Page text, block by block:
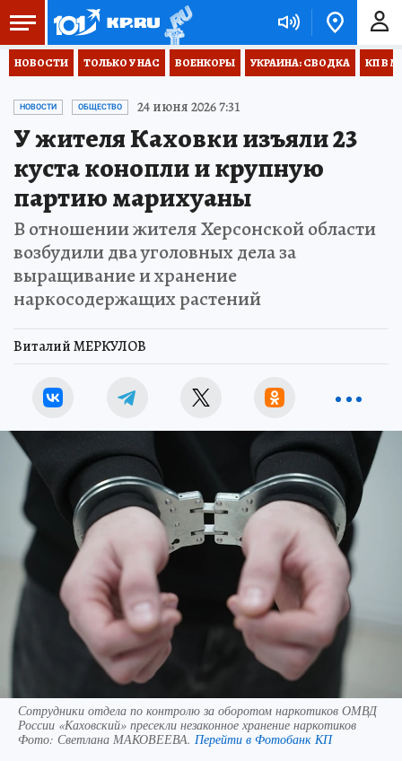
НОВОСТИ ТОЛЬКО У НАС ВОЕНКОРЫ УКРАИНА: СВОДКА КП В
НОВОСТИ ОБЩЕСТВО 24 июня 2026 7:31
У жителя Каховки изъяли 23
куста конопли и крупную
партию марихуаны
В отношении жителя Херсонской области
возбудили два уголовных дела за
выращивание и хранение
наркосодержащих растений
Виталий МЕРКУЛОВ
Сотрудники отдела по контролю за оборотом наркотиков ОМВД
России «Каховский» пресекли незаконное хранение наркотиков
Фото: Светлана МАКОВЕЕВА. Перейти в Фотобанк КП